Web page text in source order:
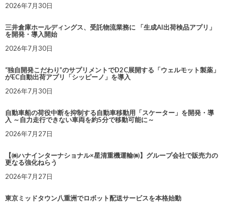
2026年7月30日
三井倉庫ホールディングス、受託物流業務に 「生成AI出荷検品アプリ」
を開発・導入開始
2026年7月30日
“独自開発こだわり”のサプリメントでD2C展開する「ウェルモット製薬」
がEC自動出荷アプリ「シッピーノ」を導入
2026年7月30日
自動車船の荷役中断を抑制する自動車移動用「スケーター」を開発・導
入 ～自力走行できない車両を約5分で移動可能に～
2026年7月27日
【㈱ハナインターナショナル×星清重機運輸㈱】グループ会社で販売力の
更なる強化ねらう
2026年7月27日
東京ミッドタウン八重洲でロボット配送サービスを本格始動